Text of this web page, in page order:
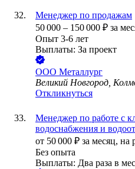
Менеджер по продажам
50 000 – 150 000 ₽ за
Опыт 3-6 лет
Выплаты: За проект
ООО Металлург
Великий Новгород,
Откликнуться
Менеджер по работе с
водоснабжения и
от 50 000 ₽ за месяц, на
Без опыта
Выплаты: Два раза в